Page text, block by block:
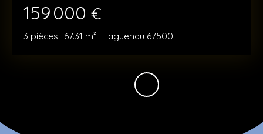
159 000 €
3 pièces 67.31 m² Haguenau 67500